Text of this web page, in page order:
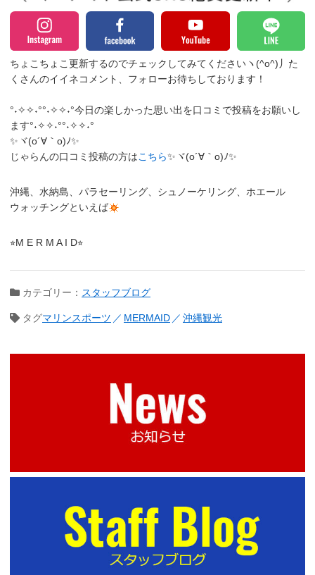
ちょこちょこ更新するのでチェックしてみてくださいヽ(^o^)丿 た
くさんのイイネコメント、フォローお待ちしております！
°˖✧✧˖°°˖✧✧˖°今日の楽しかった思い出を口コミで投稿をお願いし
ます°˖✧✧˖°°˖✧✧˖°
✨ヾ(o´∀｀o)ﾉ✨
じゃらんの口コミ投稿の方はこちら✨ヾ(o´∀｀o)ﾉ✨
沖縄、水納島、パラセーリング、シュノーケリング、ホエール
ウォッチングといえば
⭐︎M E R M A I D⭐︎
カテゴリー： スタッフブログ
タグマリンスポーツ MERMAID 沖縄観光